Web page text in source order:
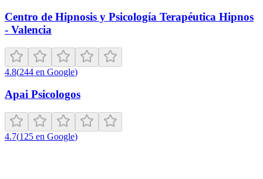
Centro de Hipnosis y Psicología Terapéutica Hipnos
- Valencia
4.8(244 en Google)
Apai Psicologos
4.7(125 en Google)